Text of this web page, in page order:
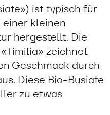
ist typisch für
kleinen
hergestellt. Die
zeichnet
Geschmack durch
Diese Bio-Busiate
zu etwas